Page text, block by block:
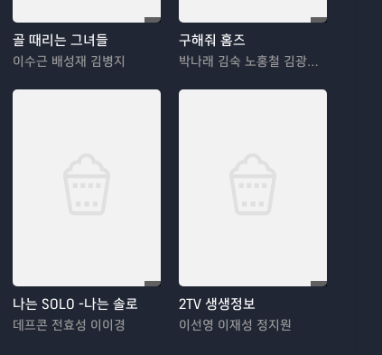
골 때리는 그녀들
이수근 배성재 김병지
구해줘 홈즈
박나래 김숙 노홍철 김광규 장동민
나는 SOLO -나는 솔로
데프콘 전효성 이이경
2TV 생생정보
이선영 이재성 정지원